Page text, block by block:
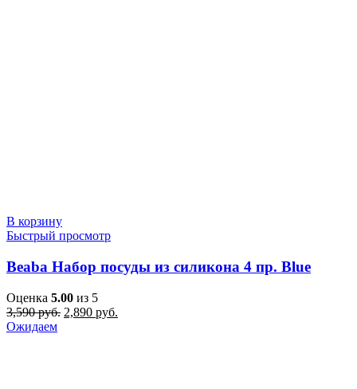
В корзину
Быстрый просмотр
Beaba Набор посуды из силикона 4 пр. Blue
Оценка 5.00 из 5
3,590руб. Первоначальная
2,890 руб.
Ожидаем